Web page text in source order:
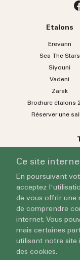
Etalons
Erevann
Sea TheStars
Siyouni
Vadeni
Zarak
Brochure étalons
Réserver une
Ce site
En poursuivant
acceptez
de vous offrir une
de comprendre
internet. Vous
mais certaines
utilisant notre site
des cookies.